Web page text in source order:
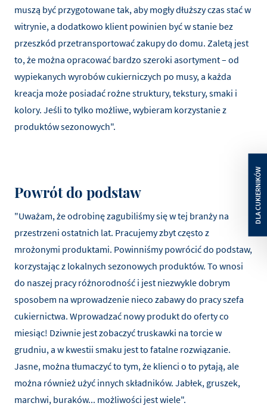
muszą być przygotowane tak, aby mogły dłuższy czas stać w
witrynie, a dodatkowo klient powinien być w stanie bez
przeszkód przetransportować zakupy do domu. Zaletą jest
to, że można opracować bardzo szeroki asortyment – od
wypiekanych wyrobów cukierniczych po musy, a każda
kreacja może posiadać rożne struktury, tekstury, smaki i
kolory. Jeśli to tylko możliwe, wybieram korzystanie z
produktów sezonowych".
Powrót do podstaw
"Uważam, że odrobinę zagubiliśmy się w tej branży na
przestrzeni ostatnich lat. Pracujemy zbyt często z
mrożonymi produktami. Powinniśmy powrócić do podstaw,
korzystając z lokalnych sezonowych produktów. To wnosi
do naszej pracy różnorodność i jest niezwykle dobrym
sposobem na wprowadzenie nieco zabawy do pracy szefa
cukiernictwa. Wprowadzać nowy produkt do oferty co
miesiąc! Dziwnie jest zobaczyć truskawki na torcie w
grudniu, a w kwestii smaku jest to fatalne rozwiązanie.
Jasne, można tłumaczyć to tym, że klienci o to pytają, ale
można również użyć innych składników. Jabłek, gruszek,
marchwi, buraków... możliwości jest wiele".